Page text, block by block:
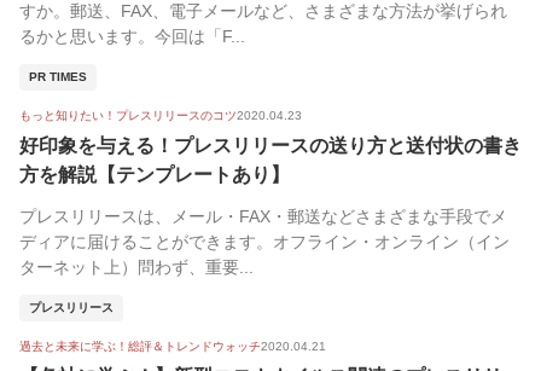
すか。郵送、FAX、電子メールなど、さまざまな方法が挙げられ
るかと思います。今回は「F...
PR TIMES
もっと知りたい！プレスリリースのコツ2020.04.23
好印象を与える！プレスリリースの送り方と送付状の書き
方を解説【テンプレートあり】
プレスリリースは、メール・FAX・郵送などさまざまな手段でメ
ディアに届けることができます。オフライン・オンライン（イン
ターネット上）問わず、重要...
プレスリリース
過去と未来に学ぶ！総評＆トレンドウォッチ2020.04.21